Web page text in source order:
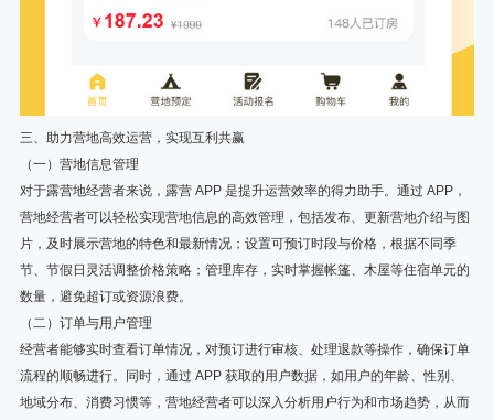
三、助力营地高效运营，实现互利共赢
（一）营地信息管理
对于露营地经营者来说，露营 APP 是提升运营效率的得力助手。通过 APP，
营地经营者可以轻松实现营地信息的高效管理，包括发布、更新营地介绍与图
片，及时展示营地的特色和最新情况；设置可预订时段与价格，根据不同季
节、节假日灵活调整价格策略；管理库存，实时掌握帐篷、木屋等住宿单元的
数量，避免超订或资源浪费。
（二）订单与用户管理
经营者能够实时查看订单情况，对预订进行审核、处理退款等操作，确保订单
流程的顺畅进行。同时，通过 APP 获取的用户数据，如用户的年龄、性别、
地域分布、消费习惯等，营地经营者可以深入分析用户行为和市场趋势，从而